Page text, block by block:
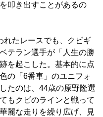
叩き出すことがあるの
たレースでも、クビギ
テラン選手が「人生の勝
を起こした。基本的に点
の「6番車」のユニフォ
たのは、44歳の原野隆選
もクビのラインと戦って
麗な走りを繰り広げ、見